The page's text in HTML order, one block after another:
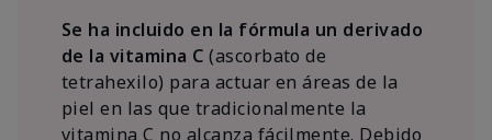
Se ha incluido en la fórmula un derivado
de la vitamina C(ascorbato de
tetrahexilo) para actuar en áreas de la
piel en las que tradicionalmente la
vitamina C no alcanza fácilmente. Debido